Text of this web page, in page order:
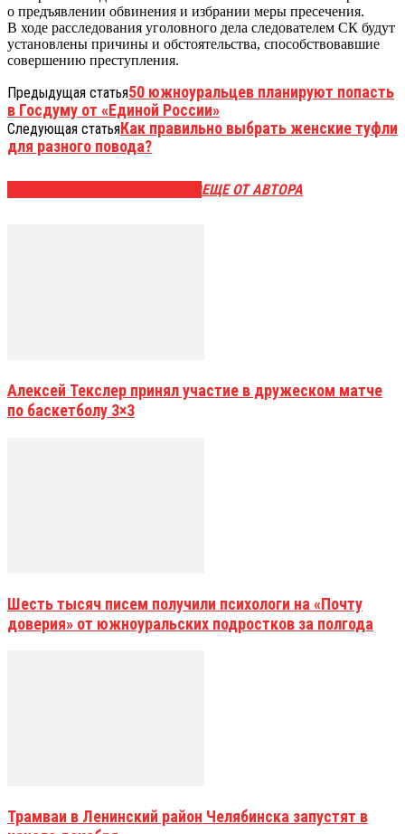
о предъявлении обвинения и избрании меры пресечения.
В ходе расследования уголовного дела следователем СК будут
установлены причины и обстоятельства, способствовавшие
совершению преступления.
Предыдущая статья50 южноуральцев планируют попасть
в Госдуму от «Единой России»
Следующая статьяКак правильно выбрать женские туфли
для разного повода?
ЕЩЕ ОТ АВТОРА
Алексей Текслер принял участие в дружеском матче
по баскетболу 3×3
Шесть тысяч писем получили психологи на «Почту
доверия» от южноуральских подростков за полгода
Трамваи в Ленинский район Челябинска запустят в